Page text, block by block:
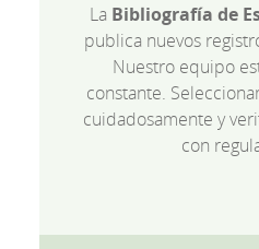
La Bibliografía de
publica nuevos
Nuestro equipo
constante.
cuidadosamente y
con